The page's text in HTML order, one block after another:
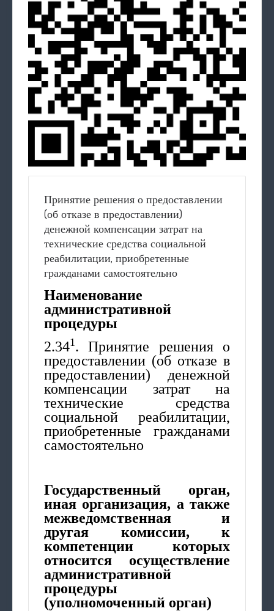
Принятие решения о предоставлении
(об отказе в предоставлении)
денежной компенсации затрат на
технические средства социальной
реабилитации, приобретенные
гражданами самостоятельно
Наименование
административной
процедуры
2.341 . Принятие решения о
предоставлении (об отказе в
предоставлении) денежной
компенсации затрат на
технические средства
социальной реабилитации,
приобретенные гражданами
самостоятельно
Государственный орган,
иная организация, а также
межведомственная и
другая комиссии, к
компетенции которых
относится осуществление
административной
процедуры
(уполномоченный орган)